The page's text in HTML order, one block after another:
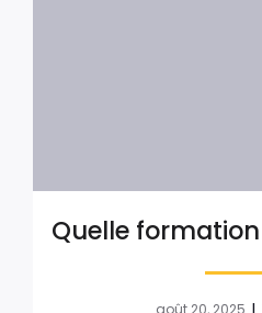
Quelle
août 20, 2025